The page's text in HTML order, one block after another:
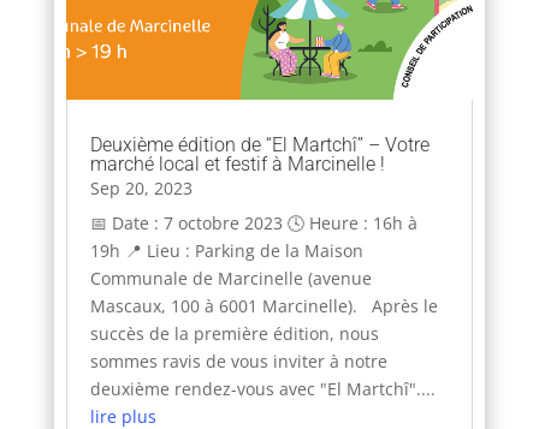
Deuxième édition de “El Martchî” – Votre
marché local et festif à Marcinelle !
Sep 20, 2023
📅 Date : 7 octobre 2023 🕓 Heure : 16h à
19h 📍 Lieu : Parking de la Maison
Communale de Marcinelle (avenue
Mascaux, 100 à 6001 Marcinelle). Après le
succès de la première édition, nous
sommes ravis de vous inviter à notre
deuxième rendez-vous avec "El Martchî"....
lire plus